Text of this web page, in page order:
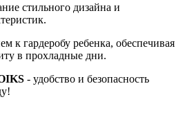
стильного дизайна и
к гардеробу ребенка, обеспечивая
в прохладные дни.
- удобство и безопасность